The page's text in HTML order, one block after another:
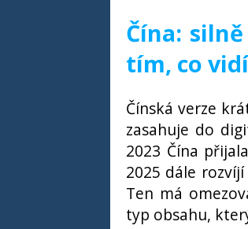
Čína:
tím, co
Čínská verze
zasahuje do
2023 Čína
2025 dále
Ten má
typ obsahu,